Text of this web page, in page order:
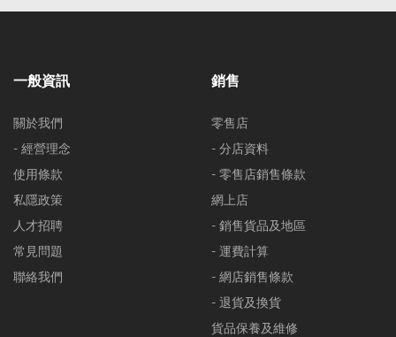
一般資訊
關於我們
- 經營理念
使用條款
私隱政策
人才招聘
常見問題
聯絡我們
銷售
零售店
- 分店資料
- 零售店銷售條款
網上店
- 銷售貨品及地區
- 運費計算
- 網店銷售條款
- 退貨及換貨
貨品保養及維修